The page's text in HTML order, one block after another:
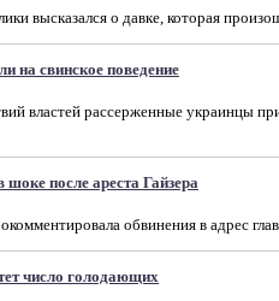
высказался о давке, которая
на свинское поведение
властей рассерженные украинцы
после ареста Гайзера
обвинения в адрес
число голодающих